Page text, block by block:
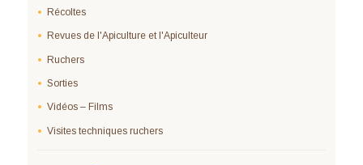
Récoltes
Revues de l'Apiculture et l'Apiculteur
Ruchers
Sorties
Vidéos – Films
Visites techniques ruchers